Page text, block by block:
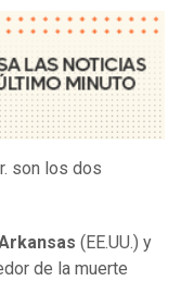
son los dos
(EE.UU.) y
de la muerte